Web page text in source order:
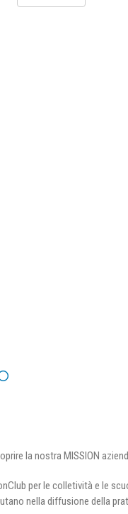
la nostra MISSION
per le colletività e le
nella diffusione della